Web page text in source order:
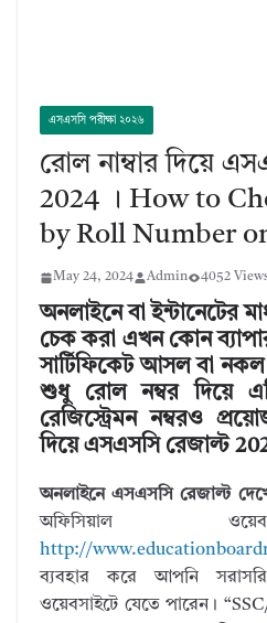
এসএসসি পরীক্ষা ২০২৬
রোল নাম্বার দিয়ে
2024 । How to
by Roll Number
May 24, 2024 Admin 4052
অনলাইনে বা ইন্টানেটের
চেক করা এখন কোন
সার্টিফিকেট আসল বা নকল
শুধু রোল নম্বর দিয়ে
রেজিস্ট্রেমন নম্বরও
দিয়ে এসএসসি রেজাল্ট
অনলাইনে এসএসসি রেজাল্ট
অফিসিয়াল
http://
ব্যবহার করে আপনি সরাসরি
ওয়েবসাইটে যেতে পারেন।